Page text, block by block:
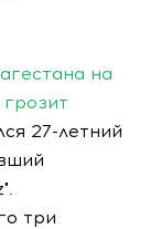
на
27-летний
три